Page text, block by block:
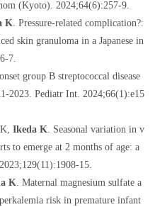
(Kyoto). 2024;64(6):257-9.
K. Pressure-related complication?:
skin granuloma in a Japanese in
7.
group B streptococcal disease
2023. Pediatr Int. 2024;66(1):e15
Ikeda K. Seasonal variation in v
to emerge at 2 months of age: a
15.
K. Maternal magnesium sulfate a
risk in premature infant